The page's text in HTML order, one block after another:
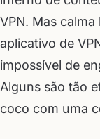
VPN. Mas
aplicativo de
impossível de
Alguns são tão
coco com uma